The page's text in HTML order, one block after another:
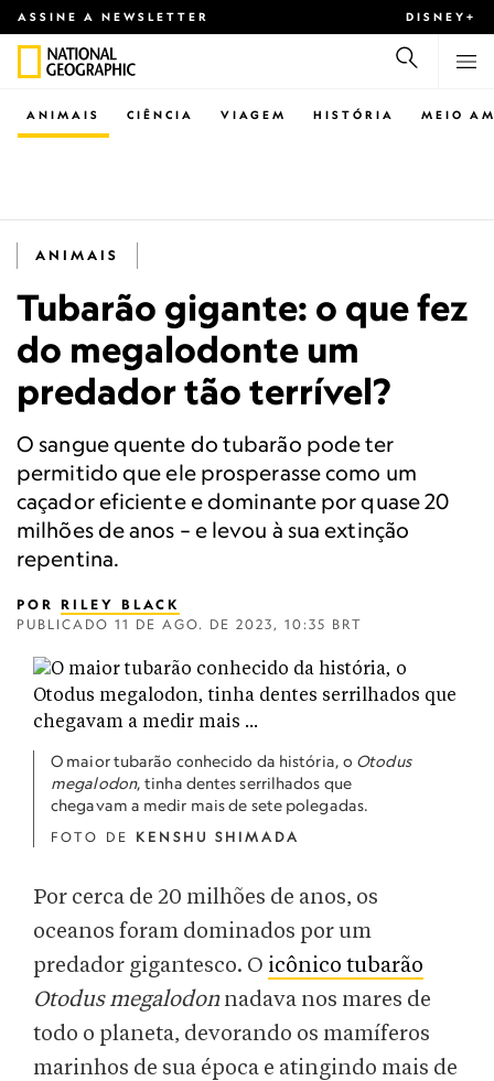
ASSINE A NEWSLETTER DISNEY+
CIÊNCIA VIAGEM
ANIMAIS HISTÓRIA MEIO
ANIMAIS
Tubarão gigante: o que fez
do megalodonte um
predador tão terrível?
O sangue quente do tubarão pode ter
permitido que ele prosperasse como um
caçador eficiente e dominante por quase 20
milhões de anos – e levou à sua extinção
repentina.
POR RILEY BLACK
PUBLICADO 11 DE AGO. DE 2023, 10:35 BRT
O maior tubarão conhecido da história, o Otodus
megalodon, tinha dentes serrilhados que
chegavam a medir mais de sete polegadas.
FOTO DE KENSHU SHIMADA
Por cerca de 20 milhões de anos, os
oceanos foram dominados por um
predador gigantesco. O icônico tubarão
Otodus megalodonnadava nos mares de
todo o planeta, devorando os mamíferos
marinhos de sua época e atingindo mais de